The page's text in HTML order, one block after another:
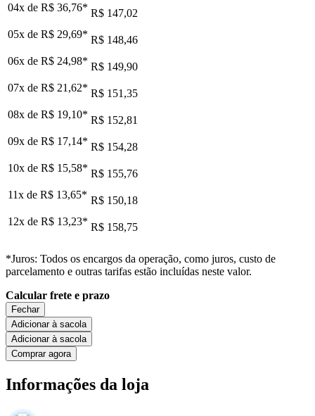
04x de R$ 36,76* R$ 147,02
05x de R$ 29,69* R$ 148,46
06x de R$ 24,98* R$ 149,90
07x de R$ 21,62* R$ 151,35
08x de R$ 19,10* R$ 152,81
09x de R$ 17,14* R$ 154,28
10x de R$ 15,58* R$ 155,76
11x de R$ 13,65* R$ 150,18
12x de R$ 13,23* R$ 158,75
*Juros: Todos os encargos da operação, como juros, custo de
parcelamento e outras tarifas estão incluídas neste valor.
Calcular frete e prazo
Fechar
Adicionar à sacola
Adicionar à sacola
Comprar agora
Informações da loja